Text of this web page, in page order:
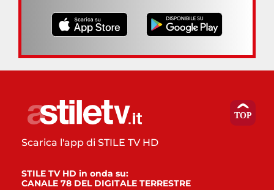
Scarica l'app di STILE TV HD
STILE TV HD in onda su:
CANALE 78 DEL DIGITALE TERRESTRE